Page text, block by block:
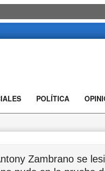
POLÍTICA
Zambrano se